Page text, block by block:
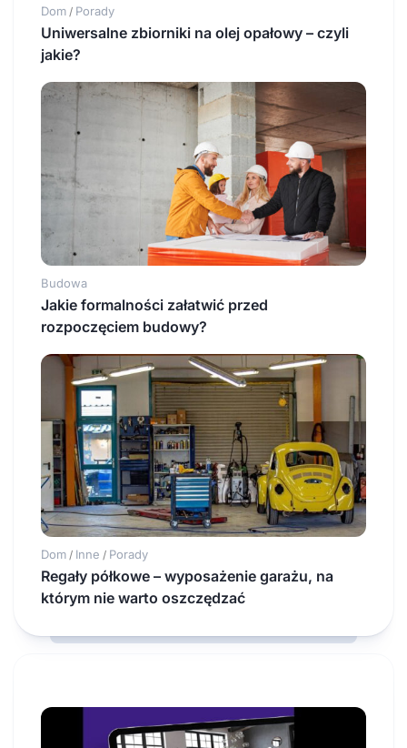
Dom / Porady
Uniwersalne zbiorniki na olej opałowy – czyli
jakie?
Budowa
Jakie formalności załatwić przed
rozpoczęciem budowy?
Dom / Inne / Porady
Regały półkowe – wyposażenie garażu, na
którym nie warto oszczędzać